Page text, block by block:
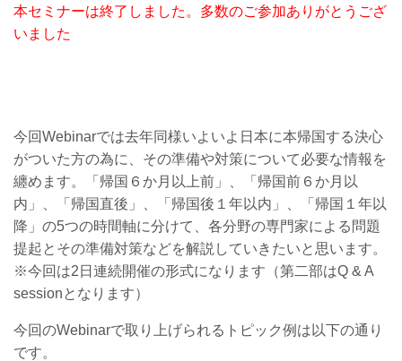
本セミナーは終了しました。多数のご参加ありがとうござ
いました
今回Webinarでは去年同様いよいよ日本に本帰国する決心
がついた方の為に、その準備や対策について必要な情報を
纏めます。「帰国６か月以上前」、「帰国前６か月以
内」、「帰国直後」、「帰国後１年以内」、「帰国１年以
降」の5つの時間軸に分けて、各分野の専門家による問題
提起とその準備対策などを解説していきたいと思います。
※今回は2日連続開催の形式になります（第二部はQ & A
sessionとなります）
今回のWebinarで取り上げられるトピック例は以下の通り
です。